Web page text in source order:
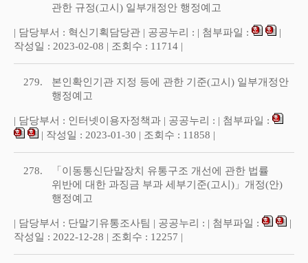
관한 규정(고시) 일부개정안 행정예고
| 담당부서 : 혁신기획담당관 | 공공누리 : | 첨부파일 :
|
작성일 : 2023-02-08 | 조회수 : 11714 |
279.
본인확인기관 지정 등에 관한 기준(고시) 일부개정안
행정예고
| 담당부서 : 인터넷이용자정책과 | 공공누리 : | 첨부파일 :
| 작성일 : 2023-01-30 | 조회수 : 11858 |
278.
「이동통신단말장치 유통구조 개선에 관한 법률
위반에 대한 과징금 부과 세부기준(고시)」개정(안)
행정예고
| 담당부서 : 단말기유통조사팀 | 공공누리 : | 첨부파일 :
|
작성일 : 2022-12-28 | 조회수 : 12257 |